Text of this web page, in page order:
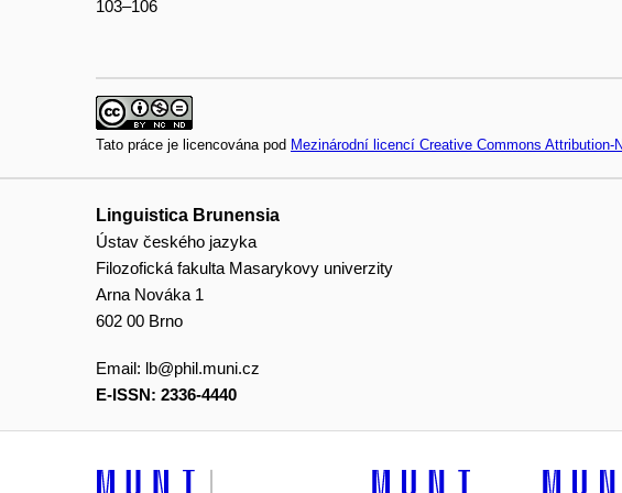
103–106
Tato práce je licencována pod Mezinárodní licencí Creative Commons Attribution-
Linguistica Brunensia
Ústav českého jazyka
Filozofická fakulta Masarykovy univerzity
Arna Nováka 1
602 00 Brno
Email: lb@phil.muni.cz
E-ISSN: 2336-4440